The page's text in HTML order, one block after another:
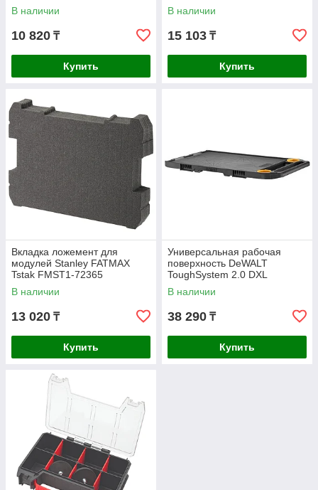
В наличии
10 820 ₸
Купить
В наличии
15 103 ₸
Купить
Вкладка ложемент для
модулей Stanley FATMAX
Tstak FMST1-72365
В наличии
13 020 ₸
Купить
Универсальная рабочая
поверхность DeWALT
ToughSystem 2.0 DXL
DWST08550-1
В наличии
38 290 ₸
Купить